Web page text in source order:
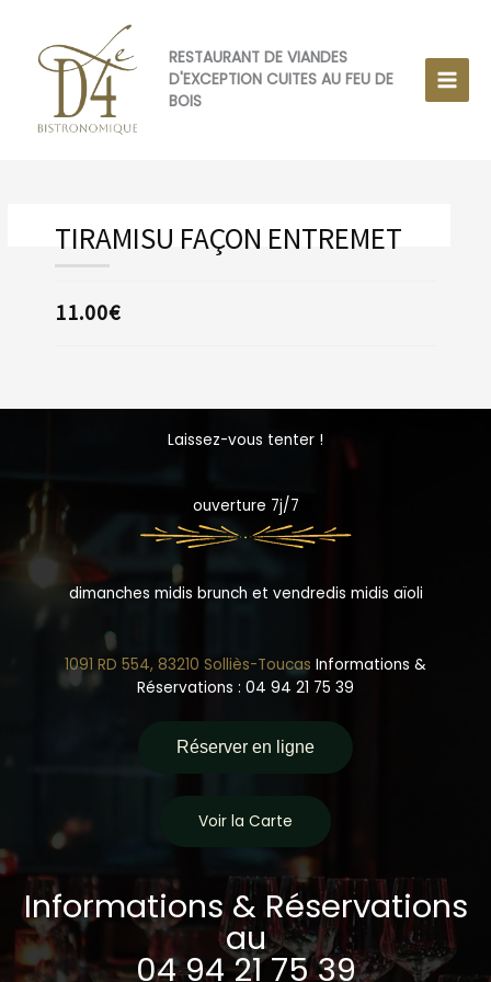
contenu
RESTAURANT DE VIANDES
D'EXCEPTION CUITES AU FEU DE
BOIS
TIRAMISU FAÇON ENTREMET
11.00€
Laissez-vous tenter !
ouverture 7j/7
dimanches midis brunch et vendredis midis aïoli
1091 RD 554, 83210 Solliès-Toucas Informations &
Réservations : 04 94 21 75 39
Réserver en ligne
Voir la Carte
Informations & Réservations
au
04 94 21 75 39